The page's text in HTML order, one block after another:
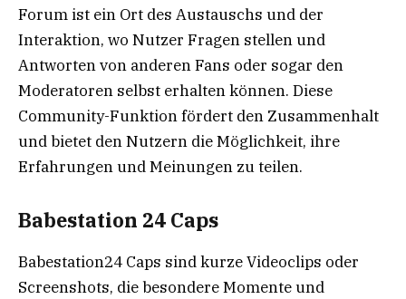
Forum ist ein Ort des Austauschs und der
Interaktion, wo Nutzer Fragen stellen und
Antworten von anderen Fans oder sogar den
Moderatoren selbst erhalten können. Diese
Community-Funktion fördert den Zusammenhalt
und bietet den Nutzern die Möglichkeit, ihre
Erfahrungen und Meinungen zu teilen.
Babestation 24 Caps
Babestation24 Caps sind kurze Videoclips oder
Screenshots, die besondere Momente und